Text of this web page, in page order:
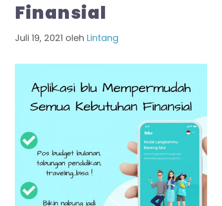
Finansial
Juli 19, 2021 oleh Lintang